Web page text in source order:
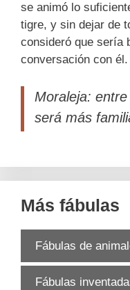
se animó lo
tigre, y sin dejar de
consideró que sería
conversación con él.
Moraleja:
será más
Más fábulas
Fábulas de
Fábulas